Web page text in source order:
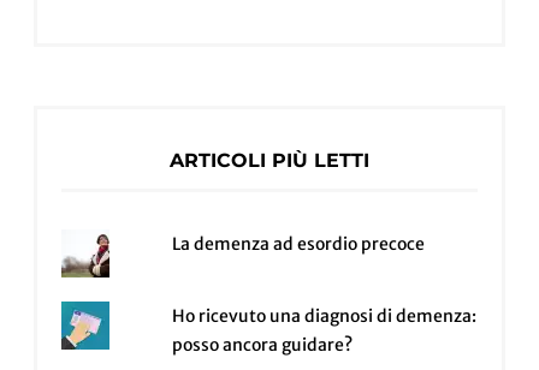
ARTICOLI PIÙ LETTI
La demenza ad esordio precoce
Ho ricevuto una diagnosi di demenza:
posso ancora guidare?